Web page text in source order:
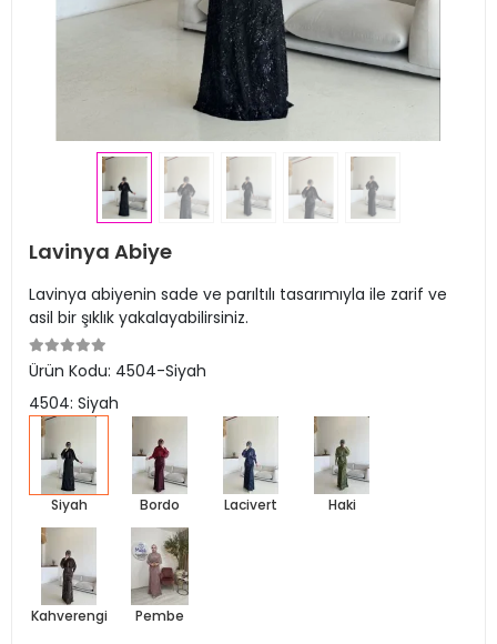
Lavinya Abiye
Lavinya abiyenin sade ve parıltılı tasarımıyla ile zarif ve
asil bir şıklık yakalayabilirsiniz.
Ürün Kodu: 4504-Siyah
4504: Siyah
Siyah Bordo Lacivert Haki
Kahverengi Pembe